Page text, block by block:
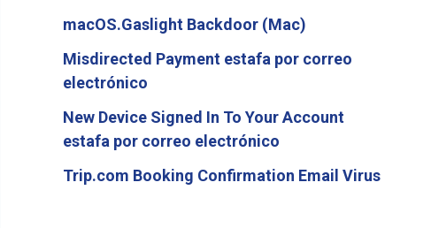
macOS.Gaslight Backdoor (Mac)
Misdirected Payment estafa por correo
electrónico
New Device Signed In To Your Account
estafa por correo electrónico
Trip.com Booking Confirmation Email Virus